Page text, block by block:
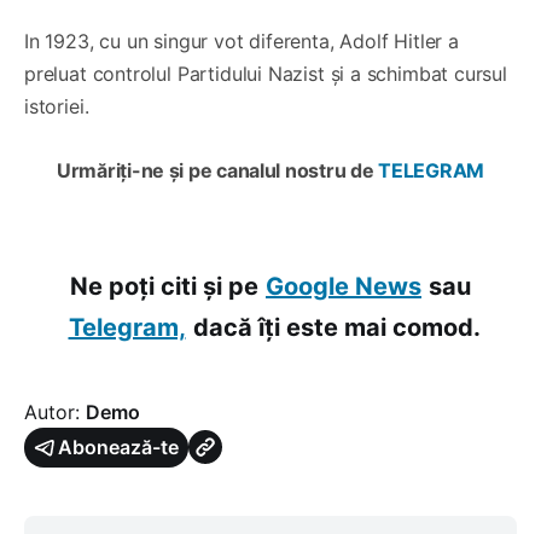
In 1923, cu un singur vot diferenta, Adolf Hitler a
preluat controlul Partidului Nazist și a schimbat cursul
istoriei.
Urmăriți-ne și pe canalul nostru deTELEGRAM
Ne poți citi și pe Google News sau
Telegram, dacă îți este mai comod.
Autor: Demo
Abonează-te